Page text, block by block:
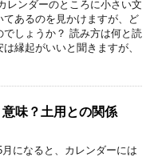
ンダーのところに小さい文
あるのを見かけますが、ど
しょうか？ 読み方は何と読
縁起がいいと聞きますが、
味？土用との関係
になると、カレンダーには